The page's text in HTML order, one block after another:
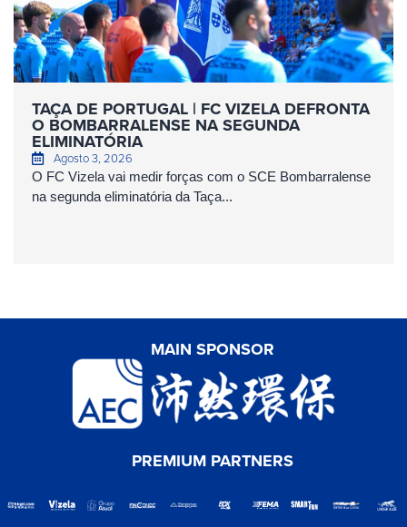
TAÇA DE PORTUGAL | FC VIZELA DEFRONTA
O BOMBARRALENSE NA SEGUNDA
ELIMINATÓRIA
Agosto 3, 2026
O FC Vizela vai medir forças com o SCE Bombarralense
na segunda eliminatória da Taça...
MAIN SPONSOR
PREMIUM PARTNERS